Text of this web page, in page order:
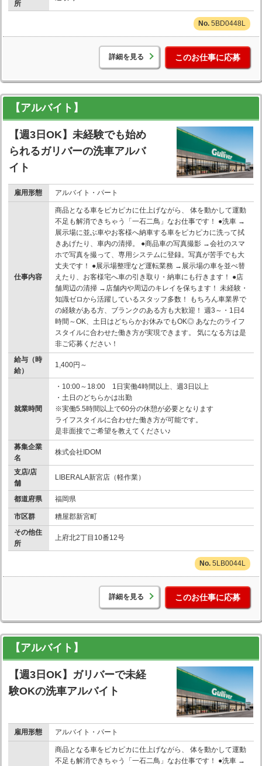
所
5BD0448L
詳細を見る このお仕事に応募
【アルバイト】
【週3日OK】未経験でも始め
られるガリバーの洗車アルバ
イト
雇用形態 アルバイト・パート
仕事内容
商品となる車をピカピカに仕上げながら、 体を動かして運動
不足も解消できちゃう「一石二鳥」なお仕事です！ ●洗車 →
展示場に並ぶ車やお客様へ納車する車をピカピカに洗って拭
きあげたり、車内の清掃。 ●商品車の写真撮影 →会社のスマ
ホで写真を撮って、専用システムに登録。写真が苦手でも大
丈夫です！ ●展示場整理など運転業務 →展示場の車を並べ替
えたり、お客様宅へ車の引き取り・納車にも行きます！ ●店
舗周辺の清掃 →店舗内や周辺のキレイを保ちます！ 未経験・
知識ゼロから活躍しているスタッフ多数！ もちろん車業界で
の経験がある方、ブランクのある方も大歓迎！ 週3～・1日4
時間～OK、土日はどちらかお休みでもOK◎ あなたのライフ
スタイルに合わせた働き方が実現できます。 気になる方は是
非ご応募ください！
給与（時
給）
1,400円～
就業時間
・10:00～18:00 1日実働4時間以上、週3日以上
・土日のどちらかは出勤
※実働5.5時間以上で60分の休憩が必要となります
ライフスタイルに合わせた働き方が可能です。
是非面接でご希望を教えてください♪
募集企業
名
株式会社IDOM
支店/店
舗
LIBERALA新宮店（軽作業）
都道府県 福岡県
市区群
糟屋郡新宮町
その他住
所
上府北2丁目10番12号
5LB0044L
詳細を見る このお仕事に応募
【アルバイト】
【週3日OK】ガリバーで未経
験OKの洗車アルバイト
雇用形態 アルバイト・パート
商品となる車をピカピカに仕上げながら、 体を動かして運動
不足も解消できちゃう「一石二鳥」なお仕事です！ ●洗車 →